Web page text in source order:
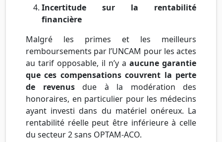
Incertitude sur la rentabilité
financière
Malgré les primes et les meilleurs
remboursements par l’UNCAM pour les actes
au tarif opposable, il n’y a aucune garantie
que ces compensations couvrent la perte
de revenusdue à la modération des
honoraires, en particulier pour les médecins
ayant investi dans du matériel onéreux. La
rentabilité réelle peut être inférieure à celle
du secteur 2 sans OPTAM-ACO.